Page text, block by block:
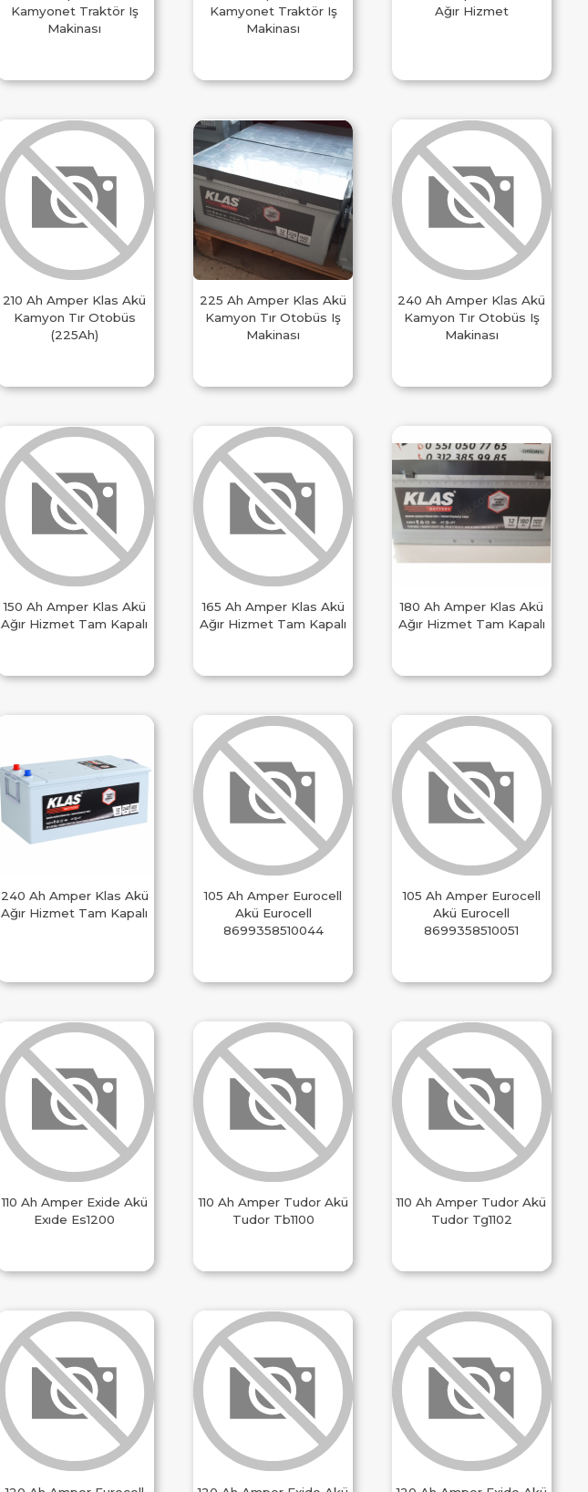
Kamyonet Traktör Iş
Makinası
Kamyonet Traktör Iş
Makinası
Ağır Hizmet
210 Ah Amper Klas Akü
Kamyon Tır Otobüs
(225Ah)
225 Ah Amper Klas Akü
Kamyon Tır Otobüs Iş
Makinası
240 Ah Amper Klas Akü
Kamyon Tır Otobüs Iş
Makinası
150 Ah Amper Klas Akü
Ağır Hizmet Tam Kapalı
165 Ah Amper Klas Akü
Ağır Hizmet Tam Kapalı
180 Ah Amper Klas Akü
Ağır Hizmet Tam Kapalı
240 Ah Amper Klas Akü
Ağır Hizmet Tam Kapalı
105 Ah Amper Eurocell
Akü Eurocell
8699358510044
105 Ah Amper Eurocell
Akü Eurocell
8699358510051
110 Ah Amper Exide Akü
Exıde Es1200
110 Ah Amper Tudor Akü
Tudor Tb1100
110 Ah Amper Tudor Akü
Tudor Tg1102